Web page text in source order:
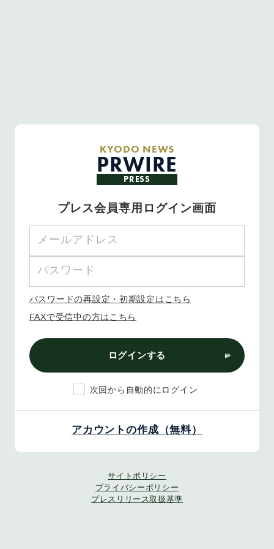
KYODO NEWS
PRWIRE
PRESS
プレス会員専用ログイン画面
パスワードの再設定・初期設定はこちら
FAXで受信中の方はこちら
ログインする
次回から自動的にログイン
アカウントの作成（無料）
サイトポリシー
プライバシーポリシー
プレスリリース取扱基準